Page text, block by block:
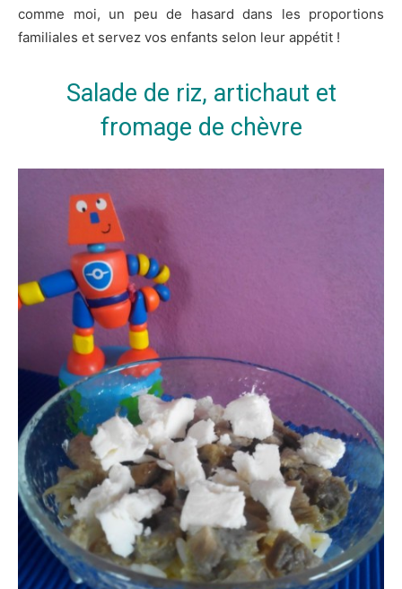
comme moi, un peu de hasard dans les proportions
familiales et servez vos enfants selon leur appétit !
Salade de riz, artichaut et
fromage de chèvre